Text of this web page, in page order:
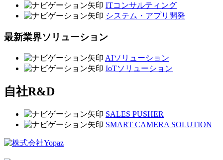
ITコンサルティング
システム・アプリ開発
最新業界ソリューション
AIソリューション
IoTソリューション
自社R&D
SALES PUSHER
SMART CAMERA SOLUTION